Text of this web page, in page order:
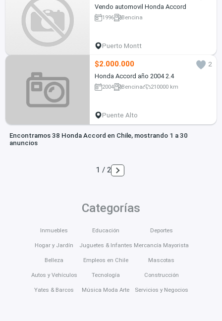
Vendo automovil Honda Accord
1996 Bencina
Puerto Montt
$2.000.000
2
Honda Accord año 2004 2.4
2004 Bencina 210000 km
Puente Alto
Encontramos 38 Honda Accord en Chile, mostrando 1 a 30
anuncios
1 / 2
Categorías
Inmuebles
Hogar y Jardín
Belleza
Autos y Vehículos
Yates & Barcos
Educación
Juguetes & Infantes
Empleos en Chile
Tecnología
Música Moda Arte
Deportes
Mercancía Mayorista
Mascotas
Construcción
Servicios y Negocios